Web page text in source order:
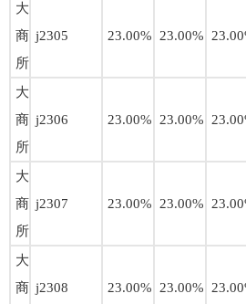
大
商
所
j2305 23.00% 23.00%
大
商
所
j2306 23.00% 23.00%
大
商
所
j2307 23.00% 23.00%
大
商 j2308 23.00% 23.00%